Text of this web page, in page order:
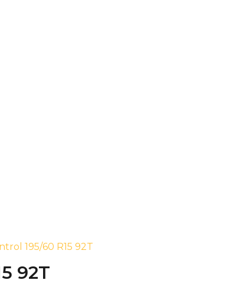
195/60 R15 92T
92T